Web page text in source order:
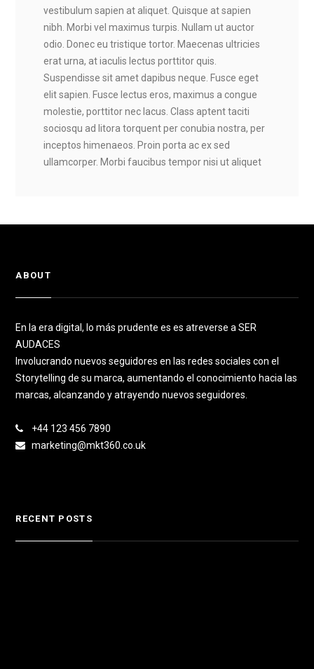
vestibulum sapien at aliquet. Quisque at sapien
nibh. Morbi vel maximus turpis. Nullam ut auctor
odio. Donec eu tristique tortor. Maecenas ultricies
erat urna, at iaculis lectus porttitor quis.
Suspendisse sit amet dapibus neque. Fusce eget
elit sapien. Fusce lectus eros, maximus a congue
molestie, porttitor nec lacus. Class aptent taciti
sociosqu ad litora torquent per conubia nostra, per
inceptos himenaeos. Proin porta ac ex sed
ullamcorper. Morbi faucibus tempor nisi ut aliquet
ABOUT
En la era digital, lo más prudente es es atreverse a SER
AUDACES
Involucrando nuevos seguidores en las redes sociales con el
Storytelling de su marca, aumentando el conocimiento hacia las
marcas, alcanzando y atrayendo nuevos seguidores.
+44 123 456 7890
marketing@mkt360.co.uk
RECENT POSTS